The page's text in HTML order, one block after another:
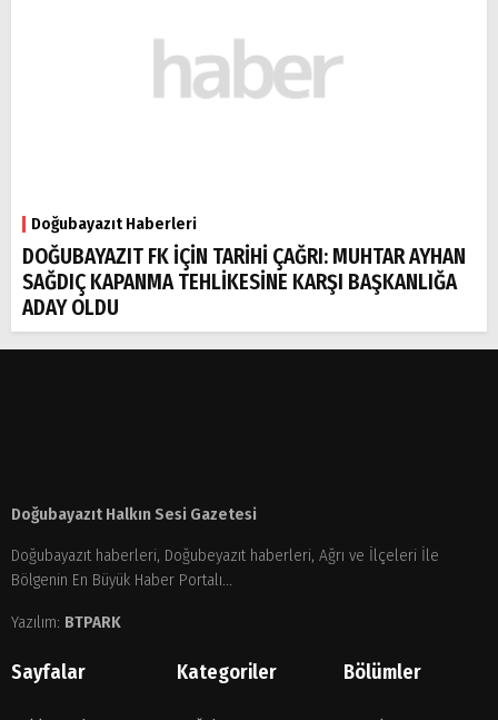
Doğubayazıt Haberleri
DOĞUBAYAZIT FK İÇİN TARİHİ ÇAĞRI: MUHTAR AYHAN
SAĞDIÇ KAPANMA TEHLİKESİNE KARŞI BAŞKANLIĞA
ADAY OLDU
Doğubayazıt Halkın Sesi Gazetesi
Doğubayazıt haberleri, Doğubeyazıt haberleri, Ağrı ve İlçeleri İle
Bölgenin En Büyük Haber Portalı...
Yazılım: BTPARK
Sayfalar Kategoriler Bölümler